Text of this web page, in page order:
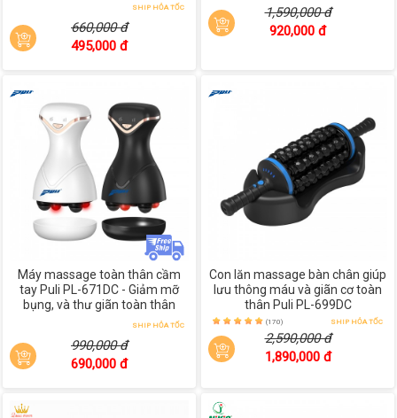
SHIP HỎA TỐC
660,000 đ
495,000 đ
1,590,000 đ
920,000 đ
Máy massage toàn thân cầm
tay Puli PL-671DC - Giảm mỡ
bụng, và thư giãn toàn thân
SHIP HỎA TỐC
990,000 đ
690,000 đ
Con lăn massage bàn chân giúp
lưu thông máu và giãn cơ toàn
thân Puli PL-699DC
(170) SHIP HỎA TỐC
2,590,000 đ
1,890,000 đ